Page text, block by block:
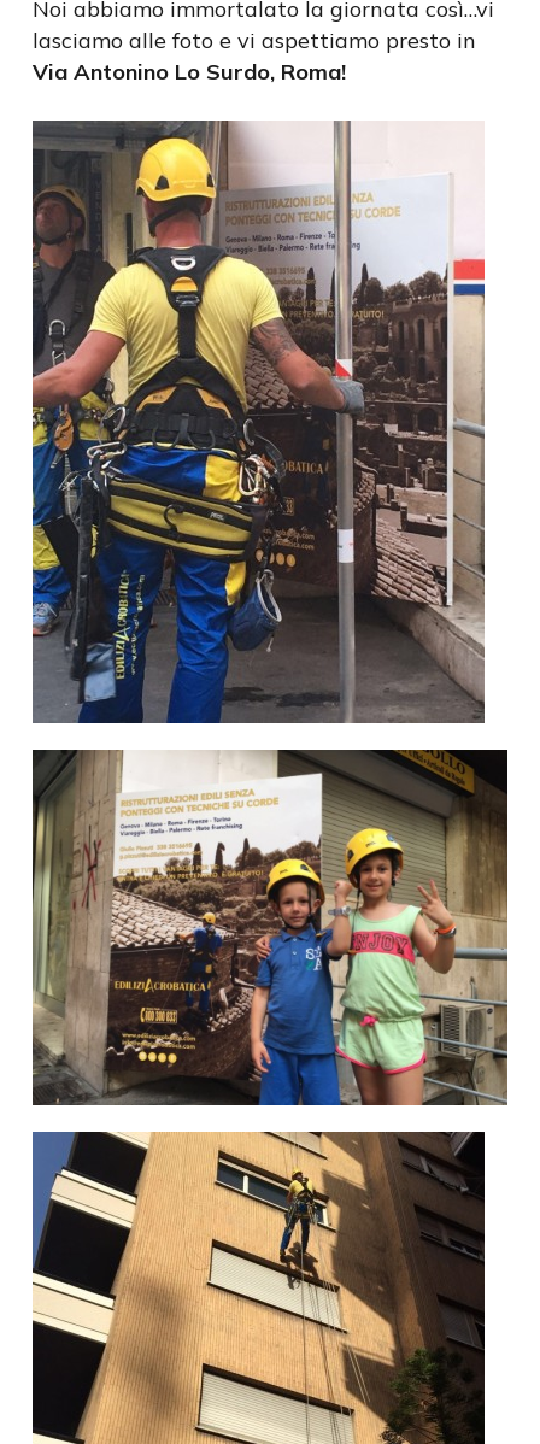
Noi abbiamo immortalato la giornata così…vi
lasciamo alle foto e vi aspettiamo presto in
Via Antonino Lo Surdo, Roma!